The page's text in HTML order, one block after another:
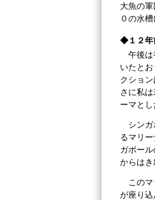
大魚の
０の水
◆１２年
午後
いたと
クショ
さに私
ーマと
シン
るマリ
ガポー
からはき
この
が座り